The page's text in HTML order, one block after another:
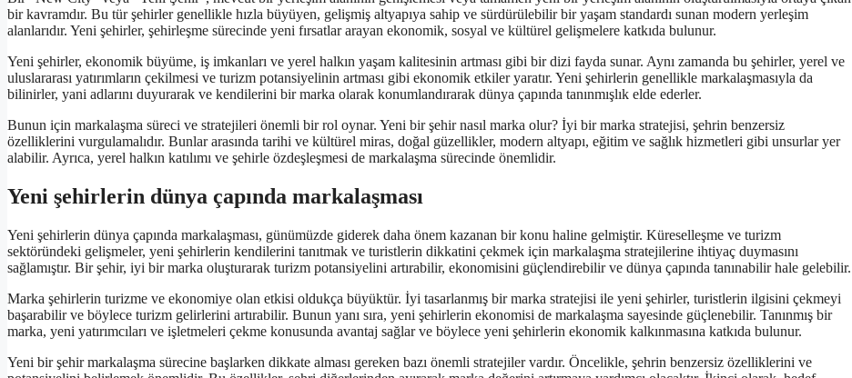
bir kavramdır. Bu tür şehirler genellikle hızla büyüyen, gelişmiş altyapıya sahip ve sürdürülebilir bir yaşam standardı sunan modern yerleşim
alanlarıdır. Yeni şehirler, şehirleşme sürecinde yeni fırsatlar arayan ekonomik, sosyal ve kültürel gelişmelere katkıda bulunur.
Yeni şehirler, ekonomik büyüme, iş imkanları ve yerel halkın yaşam kalitesinin artması gibi bir dizi fayda sunar. Aynı zamanda bu şehirler, yerel ve
uluslararası yatırımların çekilmesi ve turizm potansiyelinin artması gibi ekonomik etkiler yaratır. Yeni şehirlerin genellikle markalaşmasıyla da
bilinirler, yani adlarını duyurarak ve kendilerini bir marka olarak konumlandırarak dünya çapında tanınmışlık elde ederler.
Bunun için markalaşma süreci ve stratejileri önemli bir rol oynar. Yeni bir şehir nasıl marka olur? İyi bir marka stratejisi, şehrin benzersiz
özelliklerini vurgulamalıdır. Bunlar arasında tarihi ve kültürel miras, doğal güzellikler, modern altyapı, eğitim ve sağlık hizmetleri gibi unsurlar yer
alabilir. Ayrıca, yerel halkın katılımı ve şehirle özdeşleşmesi de markalaşma sürecinde önemlidir.
Yeni şehirlerin dünya çapında markalaşması
Yeni şehirlerin dünya çapında markalaşması, günümüzde giderek daha önem kazanan bir konu haline gelmiştir. Küreselleşme ve turizm
sektöründeki gelişmeler, yeni şehirlerin kendilerini tanıtmak ve turistlerin dikkatini çekmek için markalaşma stratejilerine ihtiyaç duymasını
sağlamıştır. Bir şehir, iyi bir marka oluşturarak turizm potansiyelini artırabilir, ekonomisini güçlendirebilir ve dünya çapında tanınabilir hale gelebilir.
Marka şehirlerin turizme ve ekonomiye olan etkisi oldukça büyüktür. İyi tasarlanmış bir marka stratejisi ile yeni şehirler, turistlerin ilgisini çekmeyi
başarabilir ve böylece turizm gelirlerini artırabilir. Bunun yanı sıra, yeni şehirlerin ekonomisi de markalaşma sayesinde güçlenebilir. Tanınmış bir
marka, yeni yatırımcıları ve işletmeleri çekme konusunda avantaj sağlar ve böylece yeni şehirlerin ekonomik kalkınmasına katkıda bulunur.
Yeni bir şehir markalaşma sürecine başlarken dikkate alması gereken bazı önemli stratejiler vardır. Öncelikle, şehrin benzersiz özelliklerini ve